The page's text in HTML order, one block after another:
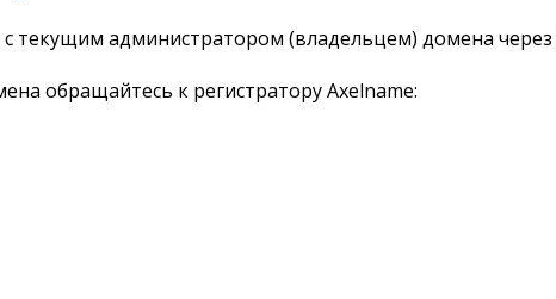
с текущим администратором (владельцем) домена через
обращайтесь к регистратору Axelname: